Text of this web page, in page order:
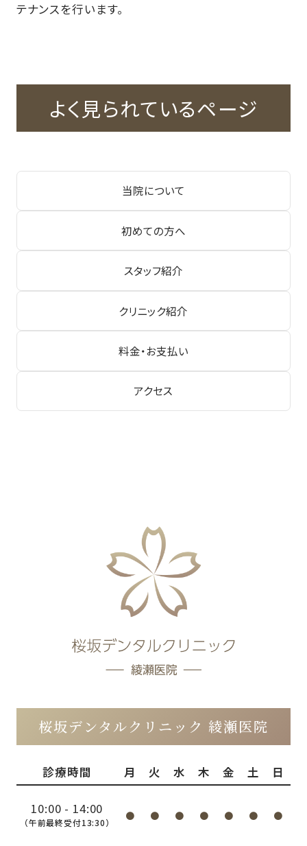
テナンスを行います。
よく見られているページ
当院について
初めての方へ
スタッフ紹介
クリニック紹介
料金・お支払い
アクセス
桜坂デンタルクリニック 綾瀬医院
診療時間 月 火 水 木 金 土 日
10:00 - 14:00
（午前最終受付13:30）
● ● ● ● ● ● ●